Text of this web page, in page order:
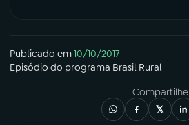
Publicado em10/10/2017
Episódio do programa Brasil Rural
Compartilhe